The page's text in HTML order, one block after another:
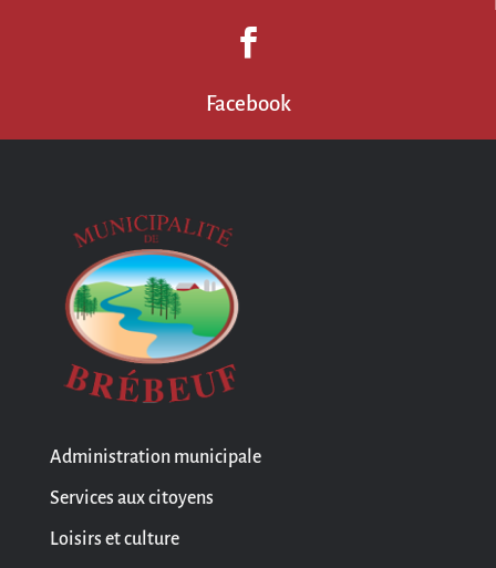

Facebook
Administration municipale
Services aux citoyens
Loisirs et culture